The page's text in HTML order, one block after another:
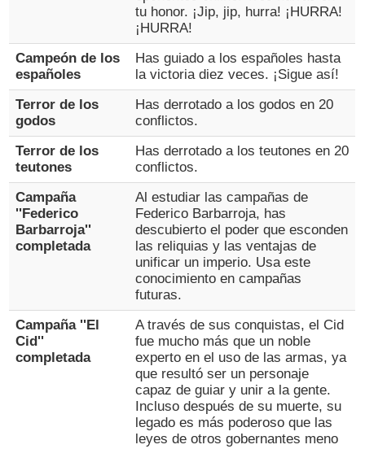
tu honor. ¡Jip, jip, hurra! ¡HURRA!
¡HURRA!
Campeón de los
españoles
Has guiado a los españoles hasta
la victoria diez veces. ¡Sigue así!
Terror de los
godos
Has derrotado a los godos en 20
conflictos.
Terror de los
teutones
Has derrotado a los teutones en 20
conflictos.
Campaña
''Federico
Barbarroja''
completada
Al estudiar las campañas de
Federico Barbarroja, has
descubierto el poder que esconden
las reliquias y las ventajas de
unificar un imperio. Usa este
conocimiento en campañas
futuras.
Campaña ''El
Cid''
completada
A través de sus conquistas, el Cid
fue mucho más que un noble
experto en el uso de las armas, ya
que resultó ser un personaje
capaz de guiar y unir a la gente.
Incluso después de su muerte, su
legado es más poderoso que las
leyes de otros gobernantes meno